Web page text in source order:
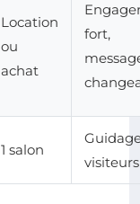
Location
ou
achat
fort,
1 salon
visiteurs